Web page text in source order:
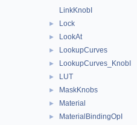
LinkKnobI
► Lock
► LookAt
► LookupCurves
► LookupCurves_KnobI
► LUT
► MaskKnobs
► Material
► MaterialBindingOpI